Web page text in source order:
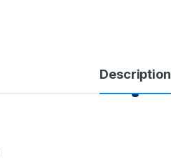
Description